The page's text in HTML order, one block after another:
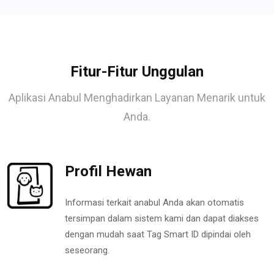
Fitur-Fitur Unggulan
Aplikasi Anabul Menghadirkan Layanan Menarik untuk
Anda.
Profil Hewan
Informasi terkait anabul Anda akan otomatis
tersimpan dalam sistem kami dan dapat diakses
dengan mudah saat Tag Smart ID dipindai oleh
seseorang.